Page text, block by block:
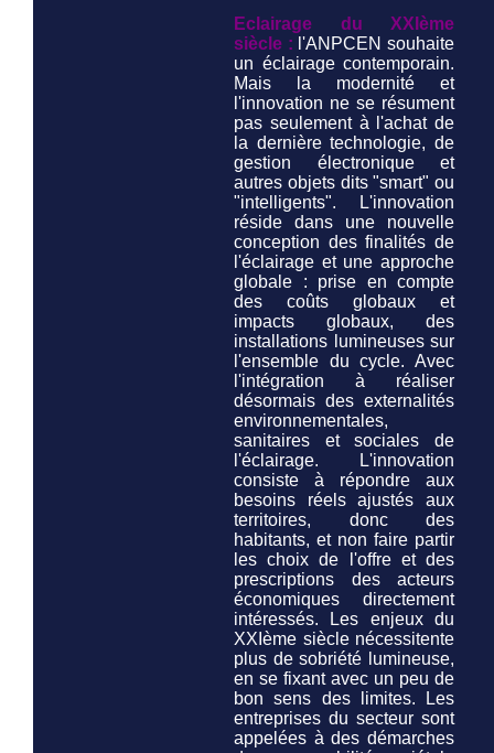
Eclairage du XXIème
siècle : l'ANPCEN souhaite
un éclairage contemporain.
Mais la modernité et
l'innovation ne se résument
pas seulement à l'achat de
la dernière technologie, de
gestion électronique et
autres objets dits "smart" ou
"intelligents". L'innovation
réside dans une nouvelle
conception des finalités de
l'éclairage et une approche
globale : prise en compte
des coûts globaux et
impacts globaux, des
installations lumineuses sur
l'ensemble du cycle. Avec
l'intégration à réaliser
désormais des externalités
environnementales,
sanitaires et sociales de
l'éclairage. L'innovation
consiste à répondre aux
besoins réels ajustés aux
territoires, donc des
habitants, et non faire partir
les choix de l'offre et des
prescriptions des acteurs
économiques directement
intéressés. Les enjeux du
XXIème siècle nécessitente
plus de sobriété lumineuse,
en se fixant avec un peu de
bon sens des limites. Les
entreprises du secteur sont
appelées à des démarches